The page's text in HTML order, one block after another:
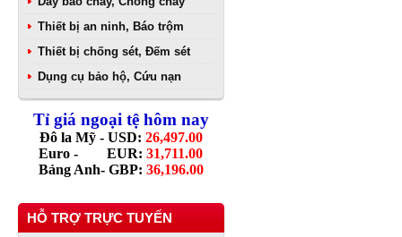
Thiết bị an ninh, Báo trộm
Thiết bị chống sét, Đếm sét
Dụng cụ bảo hộ, Cứu nạn
Tỉ giá ngoại tệ hôm nay
Đô la Mỹ - USD: 26,497.00
Euro - EUR: 31,711.00
Bảng Anh- GBP: 36,196.00
HỖ TRỢ TRỰC TUYẾN